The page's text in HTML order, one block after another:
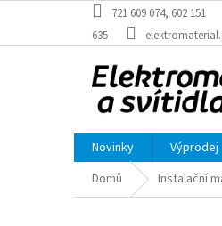
obsah
721 609 074, 602 151
635
Novinky Výprodej
Domů
Instalační